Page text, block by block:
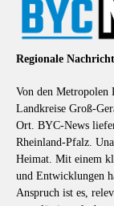
Regionale
Von den Metropolen
Landkreise Groß-
Ort. BYC-News
Rheinland-Pfalz.
Heimat. Mit einem
und Entwicklungen
Anspruch ist es,